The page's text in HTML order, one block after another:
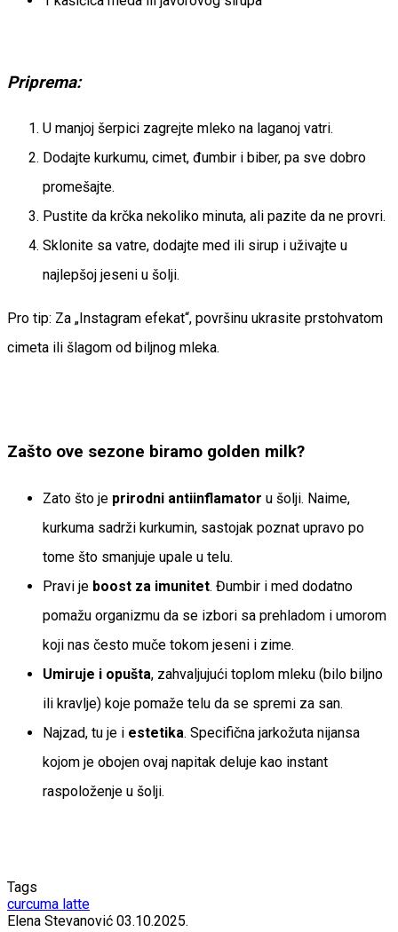
Priprema:
U manjoj šerpici zagrejte mleko na laganoj vatri.
Dodajte kurkumu, cimet, đumbir i biber, pa sve dobro
promešajte.
Pustite da krčka nekoliko minuta, ali pazite da ne provri.
Sklonite sa vatre, dodajte med ili sirup i uživajte u
najlepšoj jeseni u šolji.
Pro tip: Za „Instagram efekat“, površinu ukrasite prstohvatom
cimeta ili šlagom od biljnog mleka.
Zašto ove sezone biramo golden milk?
Zato što je prirodni antiinflamator u šolji. Naime,
kurkuma sadrži kurkumin, sastojak poznat upravo po
tome što smanjuje upale u telu.
Pravi je boost za imunitet. Đumbir i med dodatno
pomažu organizmu da se izbori sa prehladom i umorom
koji nas često muče tokom jeseni i zime.
Umiruje i opušta, zahvaljujući toplom mleku (bilo biljno
ili kravlje) koje pomaže telu da se spremi za san.
Najzad, tu je i estetika. Specifična jarkožuta nijansa
kojom je obojen ovaj napitak deluje kao instant
raspoloženje u šolji.
Tags
curcuma latte
Elena Stevanović 03.10.2025.